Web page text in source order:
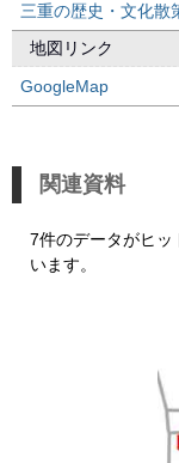
三重の歴史・文化散
地図リンク
GoogleMap
関連資料
7件のデータがヒッ
います。